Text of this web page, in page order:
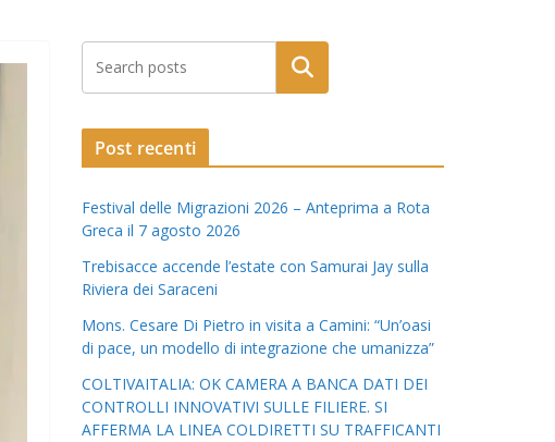
Post recenti
Festival delle Migrazioni 2026 – Anteprima a Rota
Greca il 7 agosto 2026
Trebisacce accende l’estate con Samurai Jay sulla
Riviera dei Saraceni
Mons. Cesare Di Pietro in visita a Camini: “Un’oasi
di pace, un modello di integrazione che umanizza”
COLTIVAITALIA: OK CAMERA A BANCA DATI DEI
CONTROLLI INNOVATIVI SULLE FILIERE. SI
AFFERMA LA LINEA COLDIRETTI SU TRAFFICANTI